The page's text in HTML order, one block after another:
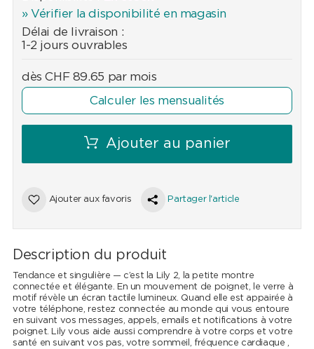
» Vérifier la disponibilité en magasin
Délai de livraison :
1-2 jours ouvrables
dèsCHF 89.65 par mois
Calculer les mensualités
Ajouter au panier
Ajouter aux favoris Partager l'article
Description du produit
Tendance et singulière — c’est la Lily 2, la petite montre
connectée et élégante. En un mouvement de poignet, le verre à
motif révèle un écran tactile lumineux. Quand elle est appairée à
votre téléphone, restez connectée au monde qui vous entoure
en suivant vos messages, appels, emails et notifications à votre
poignet. Lily vous aide aussi comprendre à votre corps et votre
santé en suivant vos pas, votre sommeil, fréquence cardiaque ,